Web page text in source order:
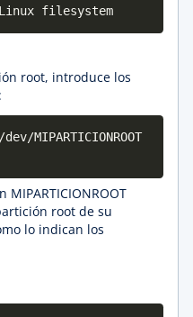
filesystem
root, introduce los
MIPARTICIONROOT
root de su
lo indican los